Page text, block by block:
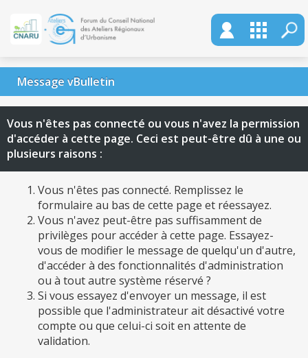
Message vBulletin
Vous n'êtes pas connecté ou vous n'avez la permission
d'accéder à cette page. Ceci est peut-être dû à une ou
plusieurs raisons :
Vous n'êtes pas connecté. Remplissez le
formulaire au bas de cette page et réessayez.
Vous n'avez peut-être pas suffisamment de
privilèges pour accéder à cette page. Essayez-
vous de modifier le message de quelqu'un d'autre,
d'accéder à des fonctionnalités d'administration
ou à tout autre système réservé ?
Si vous essayez d'envoyer un message, il est
possible que l'administrateur ait désactivé votre
compte ou que celui-ci soit en attente de
validation.